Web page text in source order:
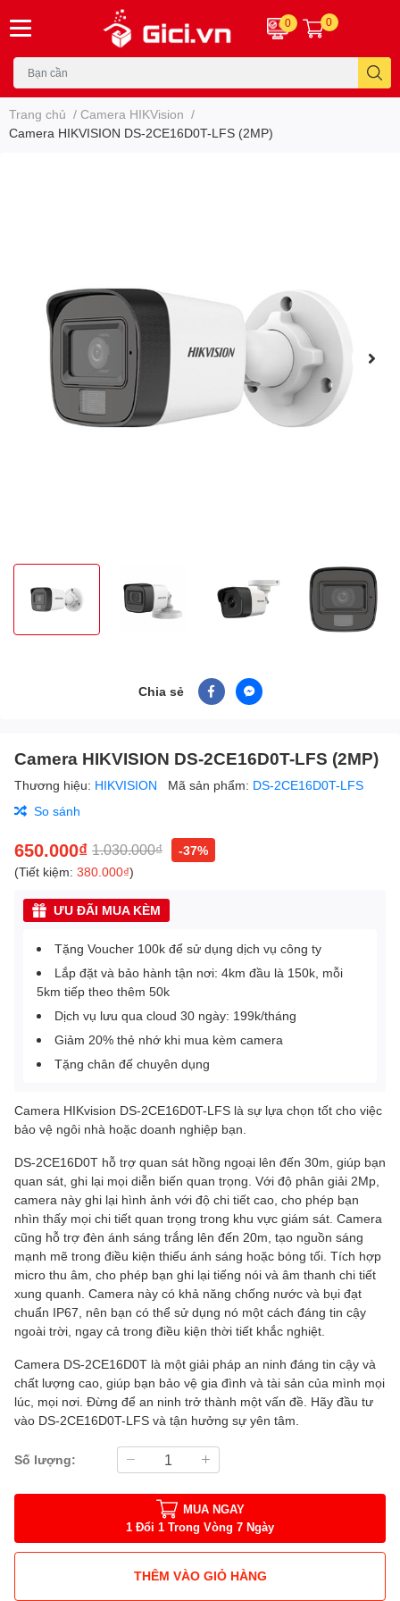
0 0
Trang chủ / Camera HIKVision /
Camera HIKVISION DS-2CE16D0T-LFS (2MP)
Chia sẻ
Camera HIKVISION DS-2CE16D0T-LFS (2MP)
Thương hiệu: HIKVISION Mã sản phẩm: DS-2CE16D0T-LFS
So sánh
650.000₫ 1.030.000₫
-37%
(Tiết kiệm: 380.000₫)
ƯU ĐÃI MUA KÈM
Tặng Voucher 100k để sử dụng dịch vụ công ty
Lắp đặt và bảo hành tận nơi: 4km đầu là 150k, mỗi
5km tiếp theo thêm 50k
Dịch vụ lưu qua cloud 30 ngày: 199k/tháng
Giảm 20% thẻ nhớ khi mua kèm camera
Tặng chân đế chuyên dụng
Camera HIKvision DS-2CE16D0T-LFS là sự lựa chọn tốt cho việc
bảo vệ ngôi nhà hoặc doanh nghiệp bạn.
DS-2CE16D0T hỗ trợ quan sát hồng ngoại lên đến 30m, giúp bạn
quan sát, ghi lại mọi diễn biến quan trọng. Với độ phân giải 2Mp,
camera này ghi lại hình ảnh với độ chi tiết cao, cho phép bạn
nhìn thấy mọi chi tiết quan trọng trong khu vực giám sát. Camera
cũng hỗ trợ đèn ánh sáng trắng lên đến 20m, tạo nguồn sáng
mạnh mẽ trong điều kiện thiếu ánh sáng hoặc bóng tối. Tích hợp
micro thu âm, cho phép bạn ghi lại tiếng nói và âm thanh chi tiết
xung quanh. Camera này có khả năng chống nước và bụi đạt
chuẩn IP67, nên bạn có thể sử dụng nó một cách đáng tin cậy
ngoài trời, ngay cả trong điều kiện thời tiết khắc nghiệt.
Camera DS-2CE16D0T là một giải pháp an ninh đáng tin cậy và
chất lượng cao, giúp bạn bảo vệ gia đình và tài sản của mình mọi
lúc, mọi nơi. Đừng để an ninh trở thành một vấn đề. Hãy đầu tư
vào DS-2CE16D0T-LFS và tận hưởng sự yên tâm.
Số lượng:
MUA NGAY
1 Đổi 1 Trong Vòng 7 Ngày
THÊM VÀO GIỎ HÀNG